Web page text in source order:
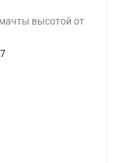
высотой от
7